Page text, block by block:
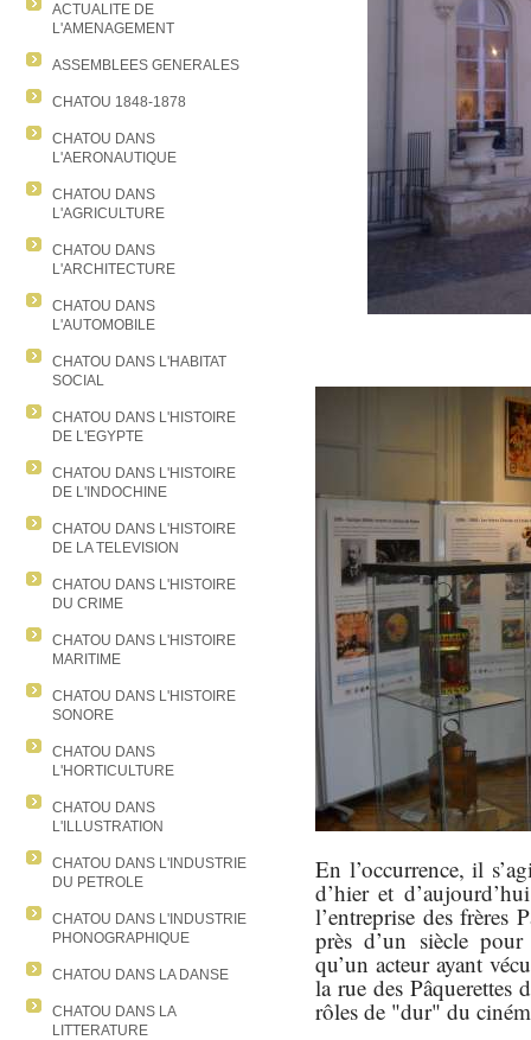
ACTUALITE DE
L'AMENAGEMENT
ASSEMBLEES GENERALES
CHATOU 1848-1878
CHATOU DANS
L'AERONAUTIQUE
CHATOU DANS
L'AGRICULTURE
CHATOU DANS
L'ARCHITECTURE
CHATOU DANS
L'AUTOMOBILE
CHATOU DANS L'HABITAT
SOCIAL
CHATOU DANS L'HISTOIRE
DE L'EGYPTE
CHATOU DANS L'HISTOIRE
DE L'INDOCHINE
CHATOU DANS L'HISTOIRE
DE LA TELEVISION
CHATOU DANS L'HISTOIRE
DU CRIME
CHATOU DANS L'HISTOIRE
MARITIME
CHATOU DANS L'HISTOIRE
SONORE
CHATOU DANS
L'HORTICULTURE
CHATOU DANS
L'ILLUSTRATION
CHATOU DANS L'INDUSTRIE
DU PETROLE
CHATOU DANS L'INDUSTRIE
PHONOGRAPHIQUE
CHATOU DANS LA DANSE
CHATOU DANS LA
LITTERATURE
En l’occurrence, il
d’hier et
l’entreprise des frères
près d’un siècle
qu’un acteur ayant
la rue des Pâquerettes
rôles de "dur" du